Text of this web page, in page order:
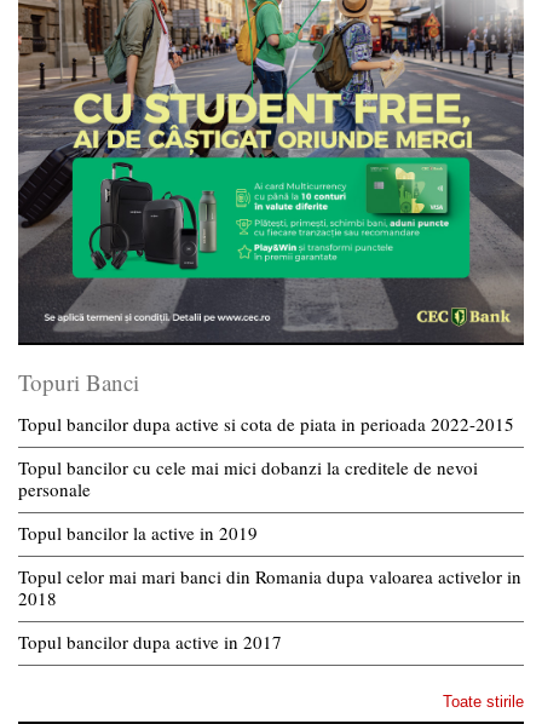
Topuri Banci
Topul bancilor dupa active si cota de piata in perioada 2022-2015
Topul bancilor cu cele mai mici dobanzi la creditele de nevoi
personale
Topul bancilor la active in 2019
Topul celor mai mari banci din Romania dupa valoarea activelor in
2018
Topul bancilor dupa active in 2017
Toate stirile